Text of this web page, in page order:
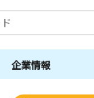
企業情報